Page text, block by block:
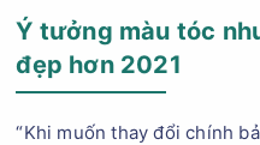
Ý tưởng màu tóc
đẹp hơn 2021
“Khi muốn thay đổi chính